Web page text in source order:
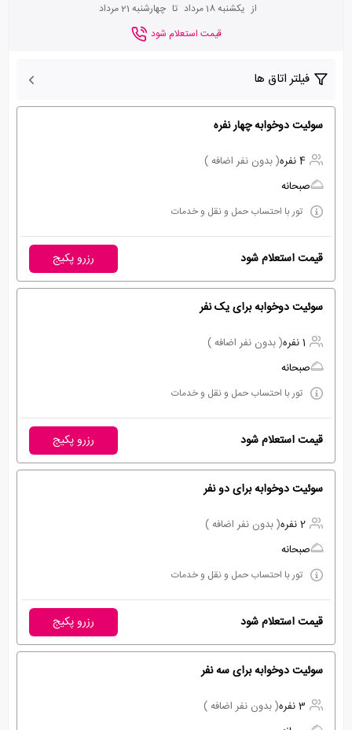
از یکشنبه 18 مرداد تا چهارشنبه 21 مرداد
قیمت استعلام شود
فیلتر اتاق ها
سوئیت دوخوابه چهار نفره
4 نفره
( بدون نفر اضافه )
صبحانه
تور با احتساب حمل و نقل و خدمات
قیمت استعلام شود رزرو پکیج
سوئیت دوخوابه برای یک نفر
1 نفره
( بدون نفر اضافه )
صبحانه
تور با احتساب حمل و نقل و خدمات
قیمت استعلام شود رزرو پکیج
سوئیت دوخوابه برای دو نفر
2 نفره
( بدون نفر اضافه )
صبحانه
تور با احتساب حمل و نقل و خدمات
قیمت استعلام شود رزرو پکیج
سوئیت دوخوابه برای سه نفر
3 نفره
( بدون نفر اضافه )